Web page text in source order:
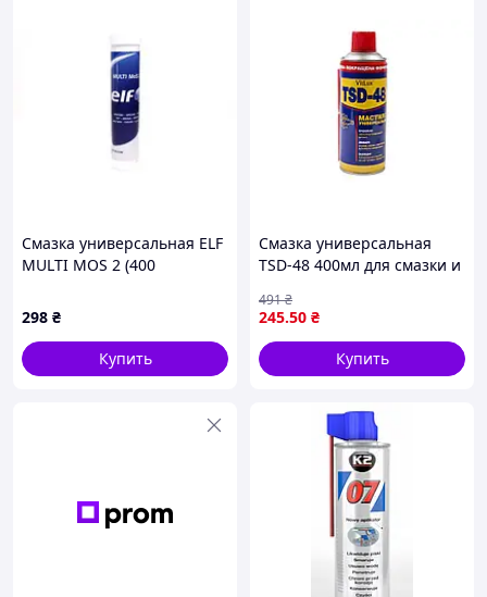
Смазка универсальная ELF
MULTI MOS 2 (400
298 ₴
Купить
Смазка универсальная
TSD-48 400мл для смазки и
поверхностей от коррозии
245.50 ₴
491₴
Купить